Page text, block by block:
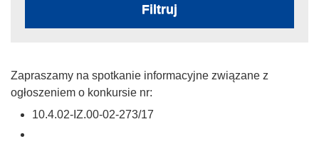
Filtruj
Zapraszamy na spotkanie informacyjne związane z
ogłoszeniem o konkursie nr:
10.4.02-IZ.00-02-273/17